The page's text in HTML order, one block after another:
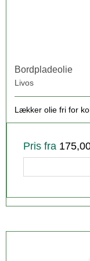
Bordpladeolie
Livos
Lækker olie fri for
Pris fra